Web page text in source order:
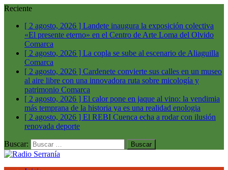
Reciente
[ 2 agosto, 2026 ] Landete inaugura la exposición colectiva
«El presente eterno» en el Centro de Arte Loma del Olvido
Comarca
[ 2 agosto, 2026 ] La copla se sube al escenario de Aliaguilla
Comarca
[ 2 agosto, 2026 ] Cardenete convierte sus calles en un museo
al aire libre con una innovadora ruta sobre micología y
patrimonio Comarca
[ 2 agosto, 2026 ] El calor pone en jaque al vino: la vendimia
más temprana de la historia ya es una realidad enologia
[ 2 agosto, 2026 ] El REBI Cuenca echa a rodar con ilusión
renovada deporte
Buscar: